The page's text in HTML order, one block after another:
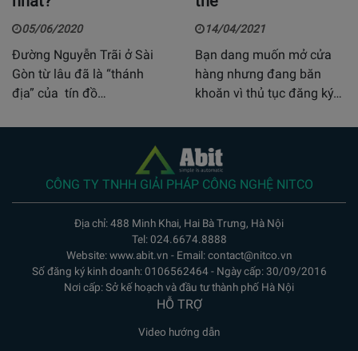
05/06/2020
Đường Nguyễn Trãi ở Sài
Gòn từ lâu đã là “thánh
địa” của tín đồ…
14/04/2021
Bạn dang muốn mở cửa
hàng nhưng đang băn
khoăn vì thủ tục đăng ký…
CÔNG TY TNHH GIẢI PHÁP CÔNG NGHỆ NITCO
Địa chỉ: 488 Minh Khai, Hai Bà Trưng, Hà Nội
Tel: 024.6674.8888
Website: www.abit.vn - Email: contact@nitco.vn
Số đăng ký kinh doanh: 0106562464 - Ngày cấp: 30/09/2016
Nơi cấp: Sở kế hoạch và đầu tư thành phố Hà Nội
HỖ TRỢ
Video hướng dẫn